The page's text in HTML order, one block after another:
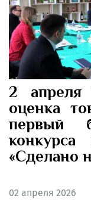
2 апреля
оценка
первый
«Сделано
02 апреля 2026